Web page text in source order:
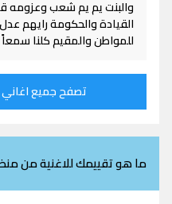
والبنت يم يم شعب
القيادة والحكومة رايهم
للمواطن والمقيم كلنا سمعاً
تصفح جميع اغاني حمد
ما هو تقييمك للاغنية من